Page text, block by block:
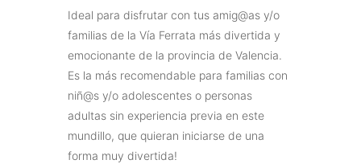
Ideal para disfrutar con tus amig@as y/o
familias de la Vía Ferrata más divertida y
emocionante de la provincia de Valencia.
Es la más recomendable para familias con
niñ@s y/o adolescentes o personas
adultas sin experiencia previa en este
mundillo, que quieran iniciarse de una
forma muy divertida!